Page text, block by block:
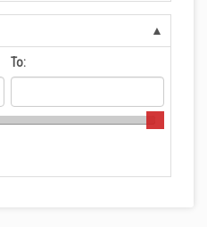
To: